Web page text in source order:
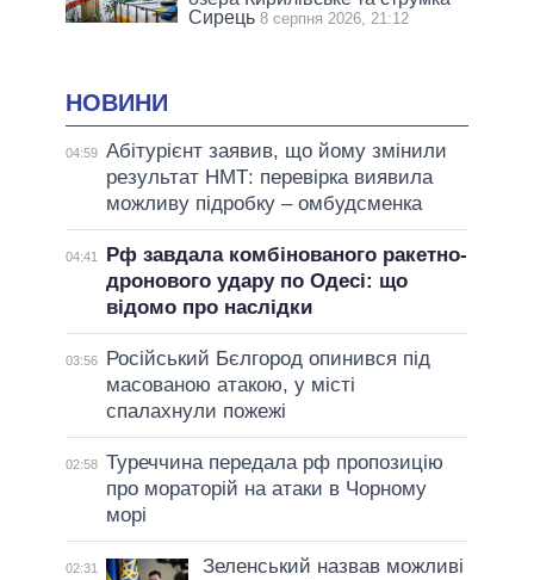
Сирець 8 серпня 2026, 21:12
НОВИНИ
04:59 Абітурієнт заявив, що йому змінили
результат НМТ: перевірка виявила
можливу підробку – омбудсменка
04:41
Рф завдала комбінованого ракетно-
дронового удару по Одесі: що
відомо про наслідки
03:56
Російський Бєлгород опинився під
масованою атакою, у місті
спалахнули пожежі
02:58 Туреччина передала рф пропозицію
про мораторій на атаки в Чорному
морі
02:31
Зеленський назвав можливі